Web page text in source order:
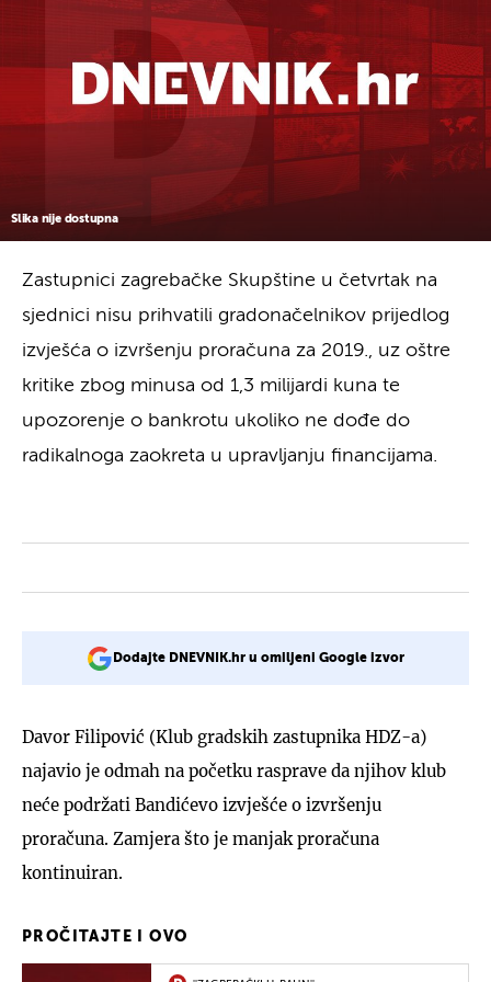
Slika nije dostupna
Zastupnici zagrebačke Skupštine u četvrtak na
sjednici nisu prihvatili gradonačelnikov prijedlog
izvješća o izvršenju proračuna za 2019., uz oštre
kritike zbog minusa od 1,3 milijardi kuna te
upozorenje o bankrotu ukoliko ne dođe do
radikalnoga zaokreta u upravljanju financijama.
Dodajte DNEVNIK.hr u omiljeni Google izvor
Davor Filipović (Klub gradskih zastupnika HDZ-a)
najavio je odmah na početku rasprave da njihov klub
neće podržati Bandićevo izvješće o izvršenju
proračuna. Zamjera što je manjak proračuna
kontinuiran.
PROČITAJTE I OVO